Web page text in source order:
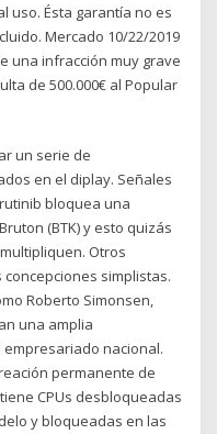
uso. Ésta garantía no es
Mercado 10/22/2019
una infracción muy grave
de 500.000€ al Popular
un serie de
en el diplay. Señales
bloquea una
(BTK) y esto quizás
Otros
simplistas.
Roberto Simonsen,
una amplia
empresariado nacional.
permanente de
CPUs desbloqueadas
y bloqueadas en las